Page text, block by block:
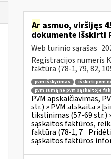
Arasmuo, viršijęs
dokumente išskirti
Web turinio sąrašas
Registracijos numeris
faktūra (78-1, 79, 82,
pvm išskyrimas išskirti pvm
pvm sumą ne pvm sąskaitoje
PVM apskaičiavimas,
str.) » PVM atskaita »
tikslinimas (57-69 str.)
sąskaitos faktūros,
faktūra (78-1, 7
sąskaitos faktūros